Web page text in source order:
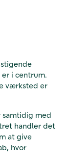
i centrum.
værksted er
samtidig med
handler det
at give
hvor